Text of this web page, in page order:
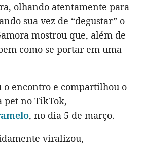
olhando atentamente para
sua vez de “degustar” o
mostrou que, além de
como se portar em uma
encontro e compartilhou o
no TikTok,
, no dia 5 de março.
viralizou,